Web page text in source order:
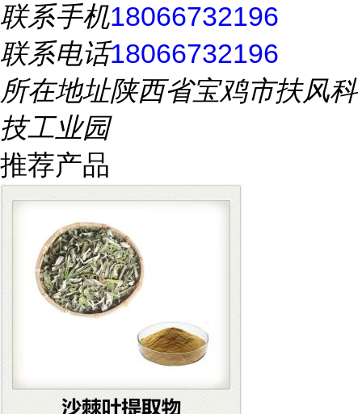
联系手机18066732196
联系电话18066732196
所在地址陕西省宝鸡市扶风科
技工业园
推荐产品